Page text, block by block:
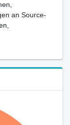
an Source-